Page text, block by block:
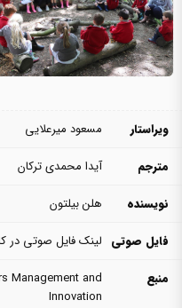
ویراستار
مسعود میرعلایی
مترجم
آیدا محمدی ترکان
نویسنده
هلن بیلتون
فایل صوتی لینک فایل صوتی در
منبع
Management and
Innovation